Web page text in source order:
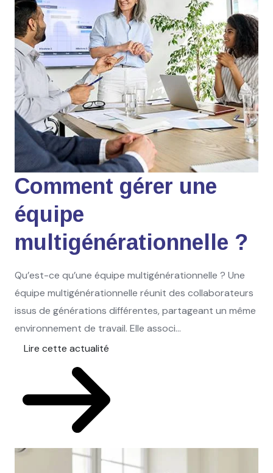
Comment gérer une
équipe
multigénérationnelle ?
Qu’est-ce qu’une équipe multigénérationnelle ? Une
équipe multigénérationnelle réunit des collaborateurs
issus de générations différentes, partageant un même
environnement de travail. Elle associ...
Lire cette actualité